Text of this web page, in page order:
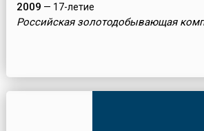
2009 — 17-летие
Российская золотодобывающая